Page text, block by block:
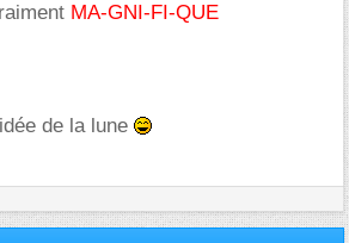
MA-GNI-FI-QUE
de la lune